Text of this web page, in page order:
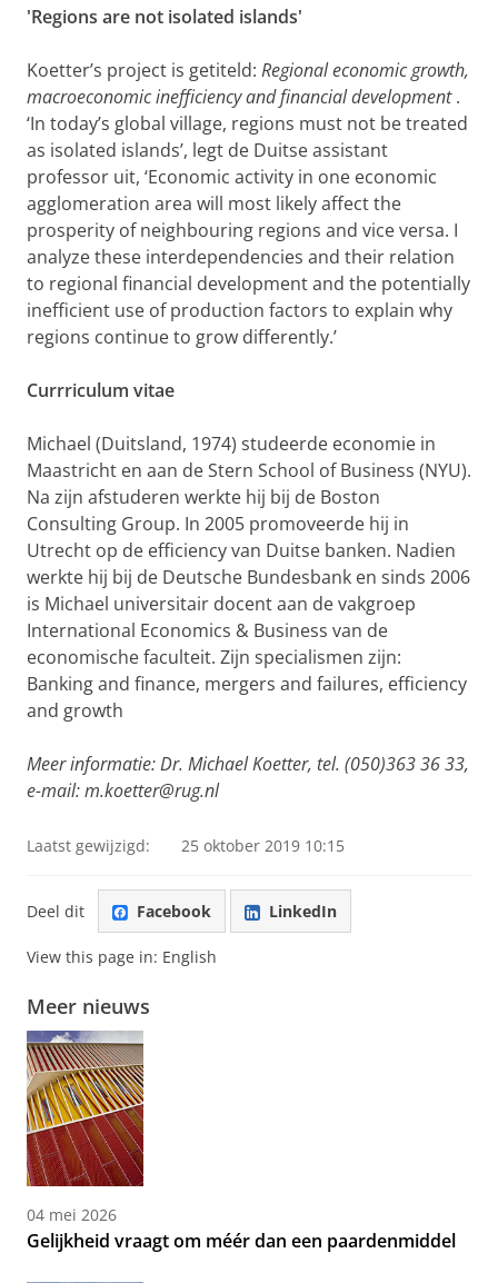
'Regions are not isolated islands'
Koetter’s project is getiteld: Regional economic growth,
macroeconomic inefficiency and financial development.
‘In today’s global village, regions must not be treated
as isolated islands’, legt de Duitse assistant
professor uit, ‘Economic activity in one economic
agglomeration area will most likely affect the
prosperity of neighbouring regions and vice versa. I
analyze these interdependencies and their relation
to regional financial development and the potentially
inefficient use of production factors to explain why
regions continue to grow differently.’
Currriculum vitae
Michael (Duitsland, 1974) studeerde economie in
Maastricht en aan de Stern School of Business (NYU).
Na zijn afstuderen werkte hij bij de Boston
Consulting Group. In 2005 promoveerde hij in
Utrecht op de efficiency van Duitse banken. Nadien
werkte hij bij de Deutsche Bundesbank en sinds 2006
is Michael universitair docent aan de vakgroep
International Economics & Business van de
economische faculteit. Zijn specialismen zijn:
Banking and finance, mergers and failures, efficiency
and growth
Meer informatie: Dr. Michael Koetter, tel. (050)363 36 33,
e-mail: m.koetter@rug.nl
Laatst gewijzigd: 25 oktober 2019 10:15
Deel dit Facebook LinkedIn
View this page in: English
Meer nieuws
04 mei 2026
Gelijkheid vraagt om méér dan een paardenmiddel